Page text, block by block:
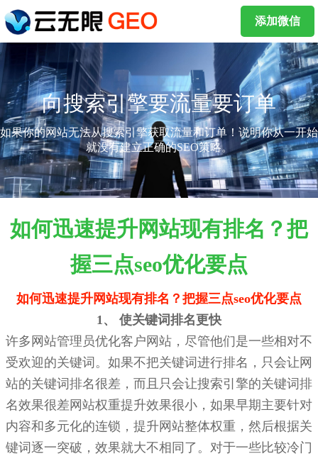
添加微信
向搜索引擎要流量要订单
如果你的网站无法从搜索引擎获取流量和订单！说明你从一开始
就没有建立正确的SEO策略。
如何迅速提升网站现有排名？把
握三点seo优化要点
如何迅速提升网站现有排名？把握三点seo优化要点
1、 使关键词排名更快
许多网站管理员优化客户网站，尽管他们是一些相对不
受欢迎的关键词。如果不把关键词进行排名，只会让网
站的关键词排名很差，而且只会让搜索引擎的关键词排
名效果很差网站权重提升效果很小，如果早期主要针对
内容和多元化的连锁，提升网站整体权重，然后根据关
键词逐一突破，效果就大不相同了。对于一些比较冷门